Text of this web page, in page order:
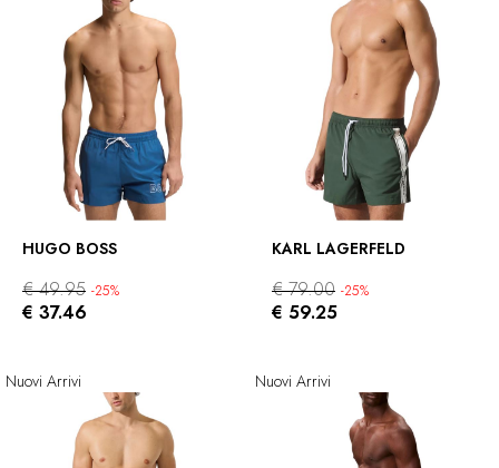
HUGO BOSS
€ 49.95 -25%
€ 37.46
KARL LAGERFELD
€ 79.00 -25%
€ 59.25
Nuovi Arrivi Nuovi Arrivi